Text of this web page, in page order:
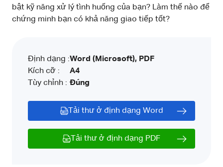
bật kỹ năng xử lý tình huống của bạn? Làm thế nào để
chứng minh bạn có khả năng giao tiếp tốt?
Định dạng :
Kích cỡ :
Tùy chỉnh :
Word (Microsoft), PDF
A4
Đúng
Tải thư ở định dạng Word
Tải thư ở định dạng PDF